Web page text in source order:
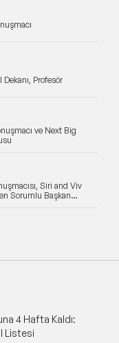
Profesör
ve Next Big
Siri and Viv
Sorumlu Başkan
4 Hafta Kaldı:
Listesi